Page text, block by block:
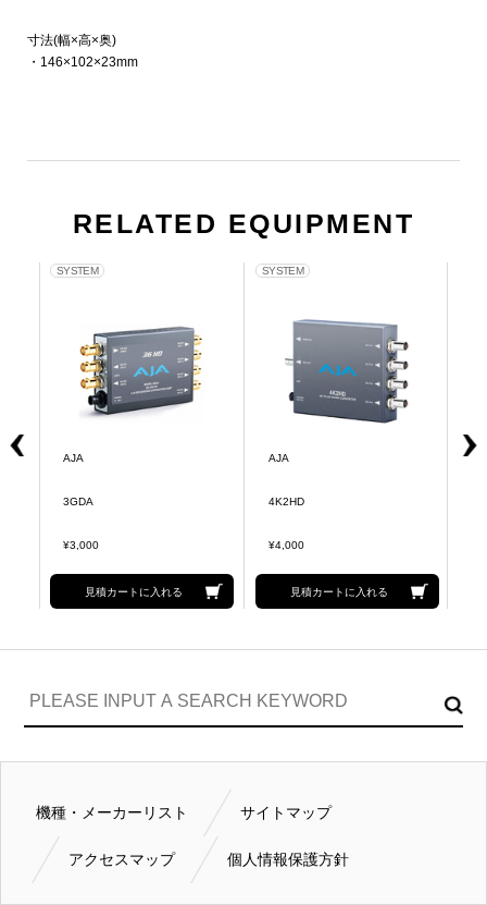
寸法(幅×高×奥)
・146×102×23mm
RELATED EQUIPMENT
SYSTEM
AJA
3GDA
¥3,000
見積カートに入れる
SYSTEM
AJA
4K2HD
¥4,000
見積カートに入れる
機種・メーカーリスト サイトマップ
アクセスマップ 個人情報保護方針